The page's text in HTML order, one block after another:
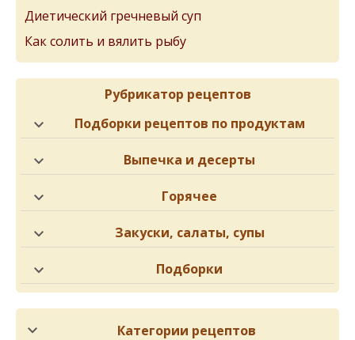
Диетический гречневый суп
Как солить и вялить рыбу
Рубрикатор рецептов
Подборки рецептов по продуктам
Выпечка и десерты
Горячее
Закуски, салаты, супы
Подборки
Категории рецептов